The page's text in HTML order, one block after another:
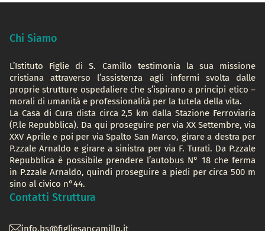
Chi Siamo
L’Istituto Figlie di S. Camillo testimonia la sua missione
cristiana attraverso l’assistenza agli infermi svolta dalle
proprie strutture ospedaliere che s’ispirano a principi etico –
morali di umanità e professionalità per la tutela della vita.
La Casa di Cura dista circa 2,5 km dalla Stazione Ferroviaria
(P.le Repubblica). Da qui proseguire per via XX Settembre, via
XXV Aprile e poi per via Spalto San Marco, girare a destra per
P.zzale Arnaldo e girare a sinistra per via F. Turati. Da P.zzale
Repubblica è possibile prendere l’autobus N° 18 che ferma
in P.zzale Arnaldo, quindi proseguire a piedi per circa 500 m
sino al civico n°44.
Contatti Struttura
info.bs@figliesancamillo.it